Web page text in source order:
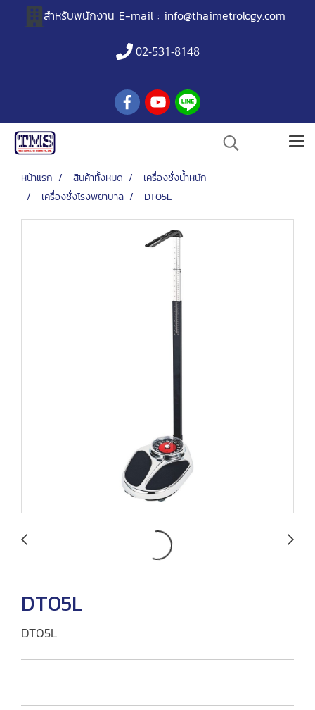
สำหรับพนักงาน E-mail : info@thaimetrology.com
02-531-8148
หน้าแรก สินค้าทั้งหมด
เครื่องชั่งน้ำหนัก
เครื่องชั่งโรงพยาบาล
DT05L
DT05L
DT05L